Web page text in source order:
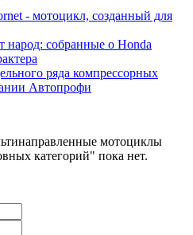
- мотоцикл, созданный для
народ: собранные о Honda
ряда компрессорных
Автопрофи
мотоциклы
категорий" пока нет.